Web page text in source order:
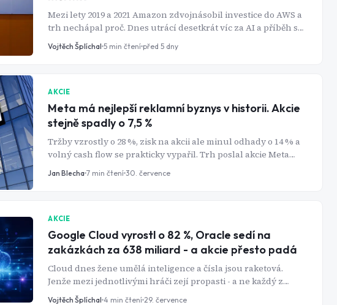
Mezi lety 2019 a 2021 Amazon zdvojnásobil investice do AWS a
trh nechápal proč. Dnes utrácí desetkrát víc za AI a příběh se
opakuje.
Vojtěch Šplíchal 5 min čtení před 5 dny
AKCIE
Meta má nejlepší reklamní byznys v historii. Akcie
stejně spadly o 7,5 %
Tržby vzrostly o 28 %, zisk na akcii ale minul odhady o 14 % a
volný cash flow se prakticky vypařil. Trh poslal akcie Meta
dolů o víc než 7 %
Jan Blecha 7 min čtení 30. července
AKCIE
Google Cloud vyrostl o 82 %, Oracle sedí na
zakázkách za 638 miliard - a akcie přesto padá
Cloud dnes žene umělá inteligence a čísla jsou raketová.
Jenže mezi jednotlivými hráči zejí propasti - a ne každý z
boomu těží stejně.
Vojtěch Šplíchal 4 min čtení 29. července